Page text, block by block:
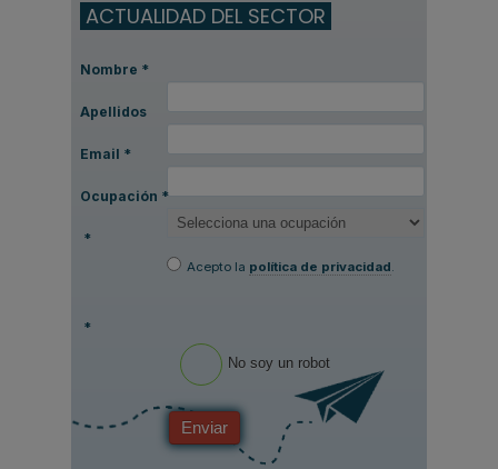
ACTUALIDAD DEL SECTOR
Nombre *
Apellidos
Email *
Ocupación *
*
Acepto la política de privacidad.
*
No soy un robot
Enviar